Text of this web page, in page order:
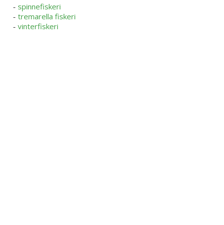
- spinnefiskeri
- tremarella fiskeri
- vinterfiskeri